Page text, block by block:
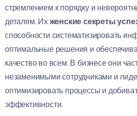
стремлением к порядку и
деталям. Ихженские секреты
способности систематизировать
оптимальные решения и
качество во всем. В бизнесе они
незаменимыми сотрудниками и
оптимизировать процессы и
эффективности.